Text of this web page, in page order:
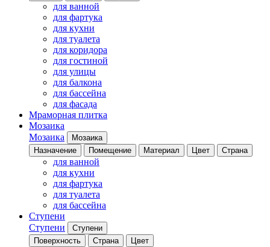
для ванной
для фартука
для кухни
для туалета
для коридора
для гостиной
для улицы
для балкона
для бассейна
для фасада
Мраморная плитка
Мозаика
Мозаика
Мозаика
Назначение
Помещение Материал Цвет Страна
для ванной
для кухни
для фартука
для туалета
для бассейна
Ступени
Ступени
Ступени
Поверхность
Страна Цвет